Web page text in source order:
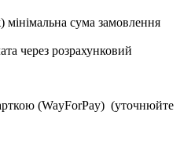
сума замовлення
через розрахунковий
(WayForPay) (уточнюйте